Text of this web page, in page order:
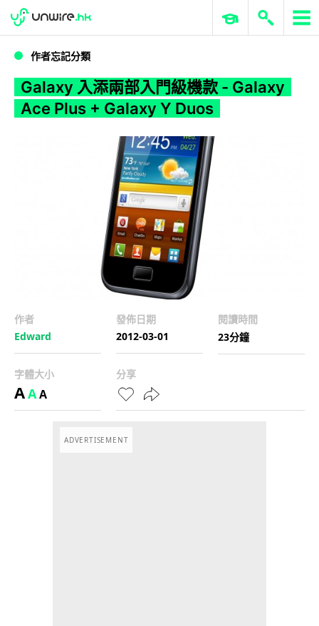
WWDC 2026 ERP 與商業 AI
作者忘記分類
Galaxy 入添兩部入門級機款 - Galaxy
Ace Plus + Galaxy Y Duos
作者
Edward
發佈日期
2012-03-01
閱讀時間
23分鐘
字體大小
AAA
分享
ADVERTISEMENT